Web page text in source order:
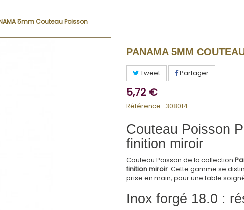
5mm Couteau Poisson
PANAMA 5MM
Tweet Partager
5,72 €
Référence : 308014
Couteau Poisson
finition miroir
Couteau Poisson de la collection
finition miroir. Cette gamme se
prise en main, pour une table
Inox forgé 18.0 :